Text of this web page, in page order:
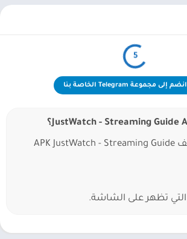
5
انضم إلى مجموعة Telegram الخاصة بنا
1. اضغط على ملف APK JustWatch - Streaming Guide